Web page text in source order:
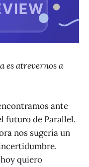
es atrevernos a
ante
futuro de Parallel.
nos sugería un
quiero